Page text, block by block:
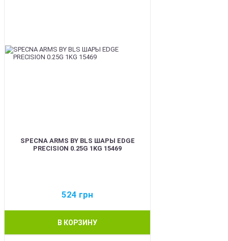
SPECNA ARMS BY BLS ШАРЫ EDGE
PRECISION 0.25G 1KG 15469
524 грн
В КОРЗИНУ